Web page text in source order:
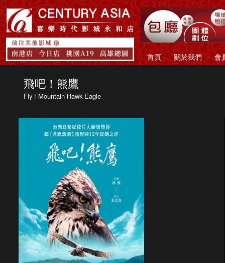
首頁 關於我們 會
飛吧！熊鷹
Fly ! Mountain Hawk Eagle